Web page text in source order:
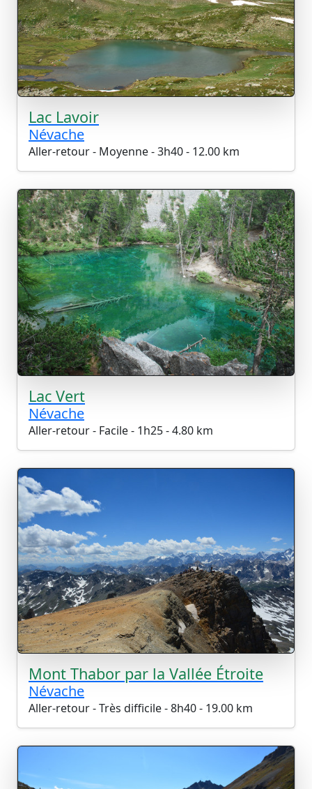
Lac Lavoir
Névache
Aller-retour - Moyenne - 3h40 - 12.00 km
Lac Vert
Névache
Aller-retour - Facile - 1h25 - 4.80 km
Mont Thabor par la Vallée Étroite
Névache
Aller-retour - Très difficile - 8h40 - 19.00 km